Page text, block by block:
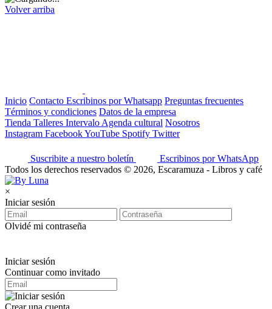
Volver arriba
Inicio Contacto Escribinos por Whatsapp Preguntas frecuentes
Términos y condiciones Datos de la empresa
Tienda Talleres Intervalo Agenda cultural Nosotros
Instagram FacebookYouTube Spotify Twitter
Suscribite a nuestro boletín
Escribinos por WhatsApp
Todos los derechos reservados © 2026, Escaramuza - Libros y café
×
Iniciar sesión
Olvidé mi contraseña
Iniciar sesión
Continuar como invitado
Crear una cuenta